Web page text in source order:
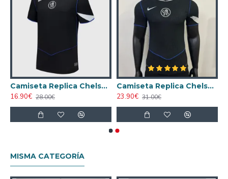
Camiseta Replica Chelsea Third Tercera Equipación 2025/2026
16.90€ 28.00€
Camiseta Replica Chelsea Third 2025/2026 Versión Jugador
23.90€ 31.00€
MISMA CATEGORÍA